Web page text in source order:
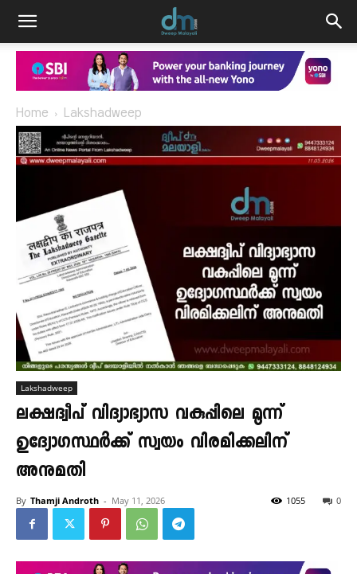
Home Lakshadweep
Lakshadweep
ലക്ഷദ്വീപ് വിദ്യാഭ്യാസ വകുപ്പിലെ മൂന്ന്
ഉദ്യോഗസ്ഥർക്ക് സ്വയം വിരമിക്കലിന്
അനുമതി
By Thamji Androth - May 11, 2026 0
1055